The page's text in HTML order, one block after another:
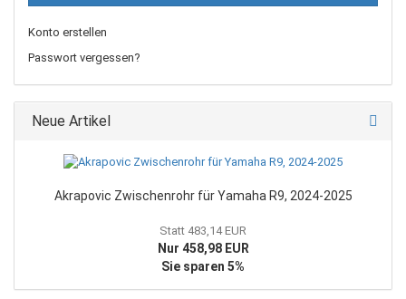
Konto erstellen
Passwort vergessen?
Neue Artikel
Akrapovic Zwischenrohr für Yamaha R9, 2024-2025
Statt 483,14 EUR
Nur 458,98 EUR
Sie sparen 5%